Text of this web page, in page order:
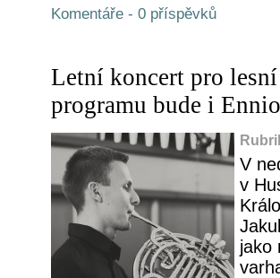
Komentáře - 0 příspěvků
Letní koncert pro
programu bude i
V
v
jako